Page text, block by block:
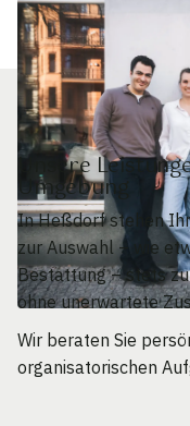
Unsere
Umgebung
In Heßdorf stehen
zur Auswahl – wie
Bestattung – stets
ohne unerwartete
Wir beraten Sie
organisatorischen